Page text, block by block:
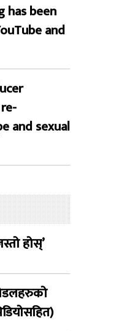
has been
and
and sexual
होस्’